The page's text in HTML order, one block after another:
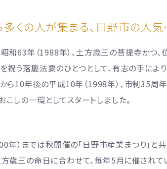
くの人が集まる、日野市の人気
昭和63年（1988年）、土方歳三の菩提寺かつ
祝う落慶法要のひとつとして、有志の手によ
から10年後の平成10年（1998年）、市制35
こしの一環としてスタートしました。
年）までは秋開催の「日野市産業まつり」と
歳三の命日に合わせて、毎年5月に催されて